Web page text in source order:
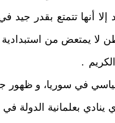
أنها تتمتع بقدر جيد
لا يمتعض من استبدادية
.
في سوريا، و ظهور
ينادي بعلمانية